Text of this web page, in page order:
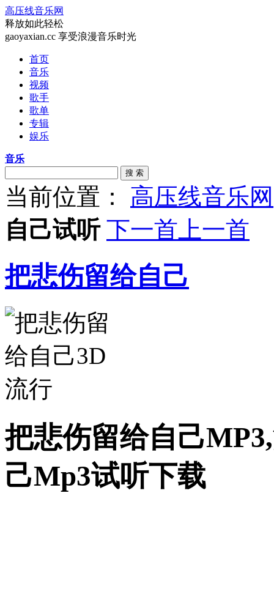
高压线音乐网
释放如此轻松
gaoyaxian.cc 享受浪漫音乐时光
首页
音乐
视频
歌手
歌单
专辑
娱乐
音乐
搜 索
当前位置： 高压线音乐网
自己试听 下一首 上一首
把悲伤留给自己
把悲伤留给自己
己Mp3试听下载